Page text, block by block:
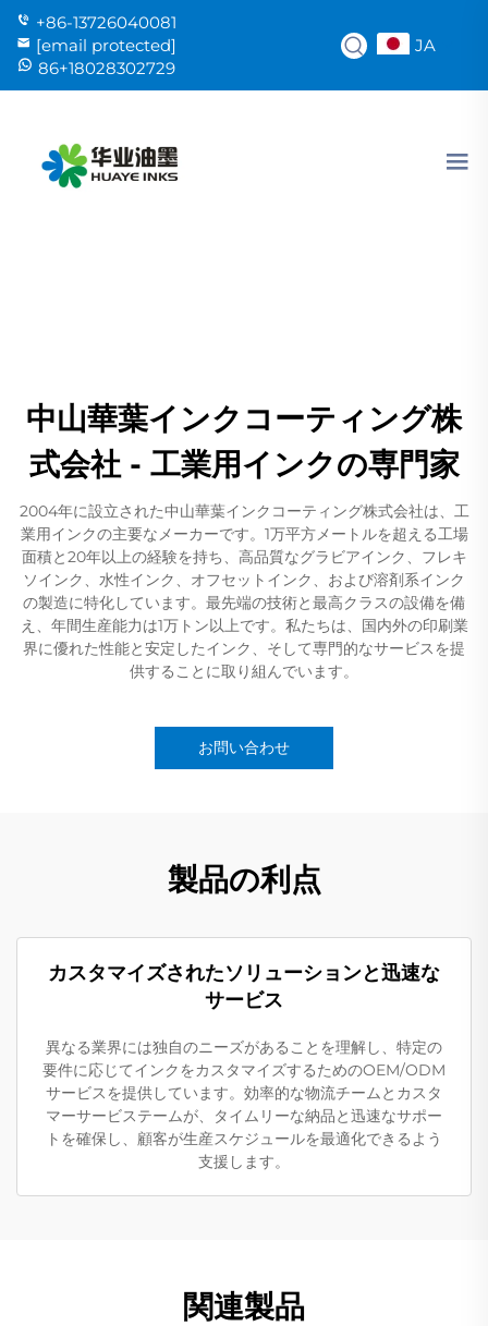
+86-13726040081
[email protected]
86+18028302729
JA
中山華葉インクコーティング株
式会社 - 工業用インクの専門家
2004年に設立された中山華葉インクコーティング株式会社は、工
業用インクの主要なメーカーです。1万平方メートルを超える工場
面積と20年以上の経験を持ち、高品質なグラビアインク、フレキ
ソインク、水性インク、オフセットインク、および溶剤系インク
の製造に特化しています。最先端の技術と最高クラスの設備を備
え、年間生産能力は1万トン以上です。私たちは、国内外の印刷業
界に優れた性能と安定したインク、そして専門的なサービスを提
供することに取り組んでいます。
お問い合わせ
製品の利点
カスタマイズされたソリューションと迅速な
サービス
異なる業界には独自のニーズがあることを理解し、特定の
要件に応じてインクをカスタマイズするためのOEM/ODM
サービスを提供しています。効率的な物流チームとカスタ
マーサービステームが、タイムリーな納品と迅速なサポー
トを確保し、顧客が生産スケジュールを最適化できるよう
支援します。
関連製品